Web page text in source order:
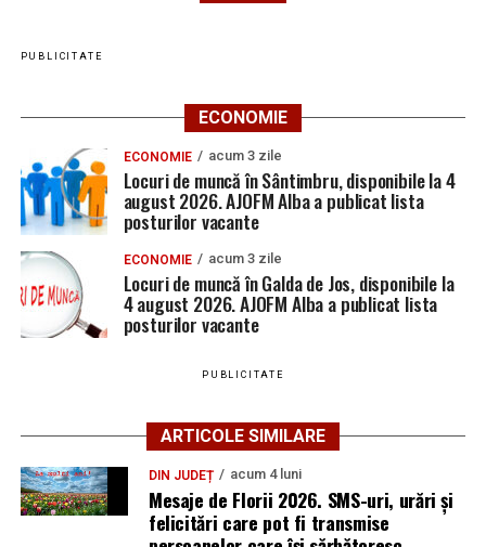
PUBLICITATE
ECONOMIE
ECONOMIE acum 3 zile
Locuri de muncă în Sântimbru, disponibile la 4
august 2026. AJOFM Alba a publicat lista
posturilor vacante
ECONOMIE acum 3 zile
Locuri de muncă în Galda de Jos, disponibile la
4 august 2026. AJOFM Alba a publicat lista
posturilor vacante
PUBLICITATE
ARTICOLE SIMILARE
DIN JUDEȚ acum 4 luni
Mesaje de Florii 2026. SMS-uri, urări și
felicitări care pot fi transmise